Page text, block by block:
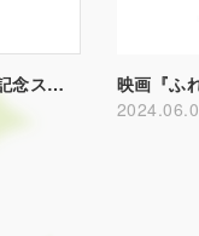
「心が叫びたがってるんだ。」10周年記念スペシャル上映会＆舞台挨拶決定！